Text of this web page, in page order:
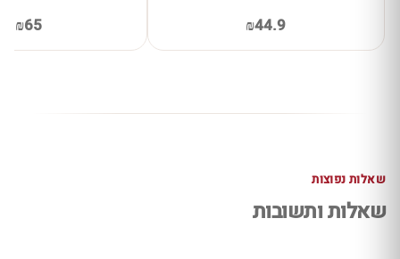
₪44.9
₪65
שאלות נפוצות
שאלות ותשובות